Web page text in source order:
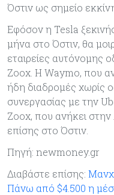
Όστιν ως σημείο
Εφόσον η Tesla
μήνα στο Όστιν, θα
εταιρείες αυτόνομης
Zoox. Η Waymo, που
ήδη διαδρομές χωρίς
συνεργασίας με την
Zoox, που ανήκει στην
επίσης στο Όστιν.
Πηγή: newmoney.gr
Διαβάστε επίσης:
Πάνω από $4.500 η